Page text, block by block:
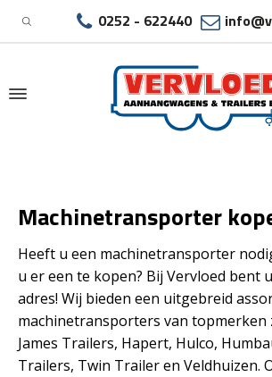
0252 - 622440
MACHINETRANSPORTER
Machinetransporter
Heeft u een machinetransporter
u er een te kopen? Bij Vervloed bent
adres! Wij bieden een uitgebreid
machinetransporters van topmerken
James Trailers, Hapert, Hulco,
Trailers, Twin Trailer en Veldhuizen.